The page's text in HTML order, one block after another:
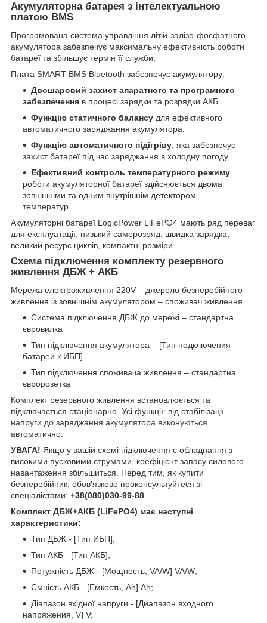
Акумуляторна батарея з інтелектуальною
платою BMS
Програмована система управління літій-залізо-фосфатного
акумулятора забезпечує максимальну ефективність роботи
батареї та збільшує термін її служби.
Плата SMART BMS Bluetooth забезпечує акумулятору:
Двошаровий захист апаратного та програмного
забезпечення в процесі зарядки та розрядки АКБ
Функцію статичного балансу для ефективного
автоматичного заряджання акумулятора.
Функцію автоматичного підігріву, яка забезпечує
захист батареї під час заряджання в холодну погоду.
Ефективний контроль температурного режиму
роботи акумуляторної батареї здійснюється двома
зовнішніми та одним внутрішнім детектором
температур.
Акумуляторні батареї LogicPower LiFePO4 мають ряд переваг
для експлуатації: низький саморозряд, швидка зарядка,
великий ресурс циклів, компактні розміри.
Схема підключення комплекту резервного
живлення ДБЖ + АКБ
Мережа електроживлення 220V – джерело безперебійного
живлення із зовнішнім акумулятором – споживач живлення.
Система підключення ДБЖ до мережі – стандартна
євровилка
Тип підключення акумулятора – [Тип подключения
батареи к ИБП]
Тип підключення споживача живлення – стандартна
євророзетка
Комплект резервного живлення встановлюється та
підключається стаціонарно. Усі функції: від стабілізації
напруги до заряджання акумулятора виконуються
автоматично.
УВАГА! Якщо у вашій схемі підключення є обладнання з
високими пусковими струмами, коефіцієнт запасу силового
навантаження збільшиться. Перед тим, як купити
безперебійник, обов'язково проконсультуйтеся зі
спеціалістами: +38(080)030-99-88
Комплект ДБЖ+АКБ (LiFePO4) має наступні
характеристики:
Тип ДБЖ - [Тип ИБП];
Тип АКБ - [Тип АКБ];
Потужність ДБЖ - [Мощность, VA/W] VA/W;
Ємність АКБ - [Емкость, Ah] Ah;
Діапазон вхідної напруги - [Диапазон входного
напряжения, V] V;